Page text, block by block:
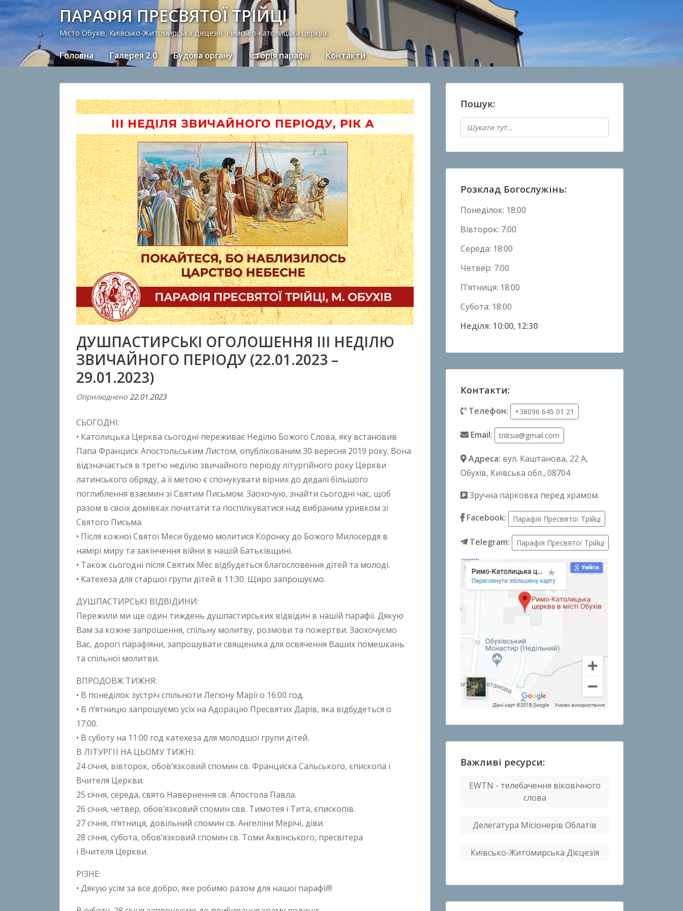
ПАРАФІЯ ПРЕСВЯТОЇ ТРІЙЦІ
Місто Обухів, Київсько-Житомирська Дієцезія. Римсько-католицька церква.
Головна Галерея 2.0 Будова органу Історія парафії Контакти
ДУШПАСТИРСЬКІ ОГОЛОШЕННЯ III НЕДІЛЮ
ЗВИЧАЙНОГО ПЕРІОДУ (22.01.2023 –
29.01.2023)
Оприлюднено 22.01.2023В
A
n
n
B
o
h
o
n
k
СЬОГОДНІ:
• Католицька Церква сьогодні переживає Неділю Божого Слова, яку встановив
Папа Франциск Апостольським Листом, опублікованим 30 вересня 2019 року. Вона
відзначається в третю неділю звичайного періоду літургійного року Церкви
латинського обряду, а її метою є спонукувати вірних до дедалі більшого
поглиблення взаємин зі Святим Письмом. Заохочую, знайти сьогодні час, щоб
разом в своїх домівках почитати та поспілкуватися над вибраним уривком зі
Святого Письма.
• Після кожної Святої Меси будемо молитися Коронку до Божого Милосердя в
намірі миру та закінчення війни в нашій Батьківщині.
• Також сьогодні після Святих Мес відбудеться благословення дітей та молоді.
• Катехеза для старшої групи дітей в 11:30. Щиро запрошуємо.
ДУШПАСТИРСЬКІ ВІДВІДИНИ:
Пережили ми ще один тиждень душпастирських відвідин в нашій парафії. Дякую
Вам за кожне запрошення, спільну молитву, розмови та пожертви. Заохочуємо
Вас, дорогі парафіяни, запрошувати священика для освячення Ваших помешкань
та спільної молитви.
ВПРОДОВЖ ТИЖНЯ:
• В понеділок зустріч спільноти Легіону Марії о 16:00 год.
• В п’ятницю запрошуємо усіх на Адорацію Пресвятих Дарів, яка відбудеться о
17:00.
• В суботу на 11:00 год катехеза для молодшої групи дітей.
В ЛІТУРГІЇ НА ЦЬОМУ ТИЖНІ:
24 січня, вівторок, обов’язковий спомин св. Франциска Сальського, єпископа і
Вчителя Церкви.
25 січня, середа, свято Навернення св. Апостола Павла.
26 січня, четвер, обов’язковий спомин свв. Тимотея і Тита, єпископів.
27 січня, п’ятниця, довільний спомин св. Ангеліни Мерічі, діви.
28 січня, субота, обов’язковий спомин св. Томи Аквінського, пресвітера
і Вчителя Церкви.
РІЗНЕ:
• Дякую усім за все добро, яке робимо разом для нашої парафії!!!
Пошук:
Розклад Богослужінь:
Понеділок: 18:00
Вівторок: 7:00
Середа: 18:00
Четвер: 7:00
П’ятниця: 18:00
Субота: 18:00
Неділя: 10:00, 12:30
Контакти:
Телефон: +38096 645 01 21
Email: triitsia@gmail.com
Адреса: вул. Каштанова, 22 А,
Обухів, Київська обл., 08704
Зручна парковка перед храмом.
Facebook:
Парафія Пресвятої Трійці
Telegram: Парафія Пресвятої Трійці
Важливі ресурси:
EWTN - телебачення віковічного
слова
Делегатура Місіонерів Облатів
Київсько-Житомирська Дієцезія